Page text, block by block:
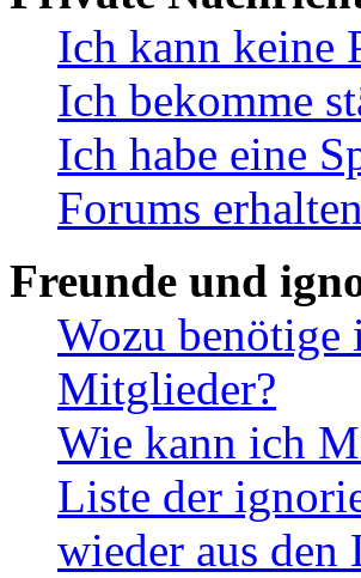
Ich kann keine
Ich bekomme
Ich habe eine
Forums
Freunde und
Wozu benötige
Mitglieder?
Wie kann ich
Liste der
wieder aus den